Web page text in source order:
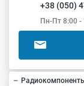
+38 (050)
Пн-Пт 8:00 -